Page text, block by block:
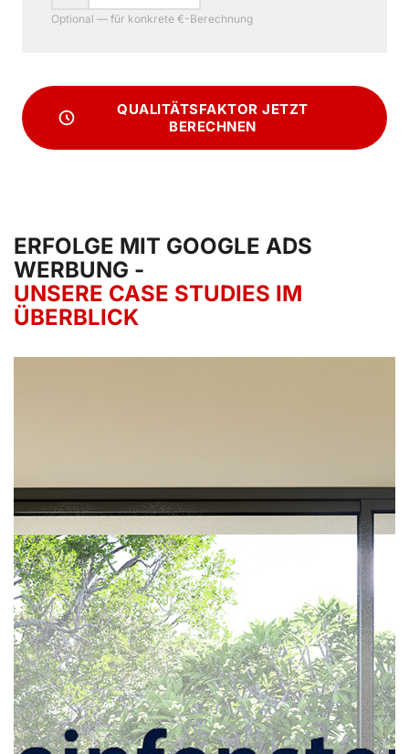
Optional — für konkrete €-Berechnung
QUALITÄTSFAKTOR JETZT
BERECHNEN
ERFOLGE MIT GOOGLE ADS
WERBUNG -
UNSERE CASE STUDIES IM
ÜBERBLICK